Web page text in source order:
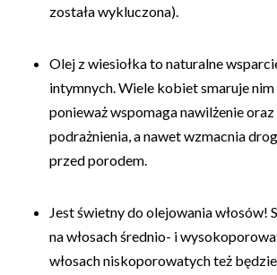
została wykluczona).
Olej z wiesiołka to naturalne
intymnych. Wiele kobiet smaruje
ponieważ wspomaga nawilżenie
podrażnienia, a nawet wzmacnia
przed porodem.
Jest świetny do olejowania włosów!
na włosach średnio- i
włosach niskoporowatych też